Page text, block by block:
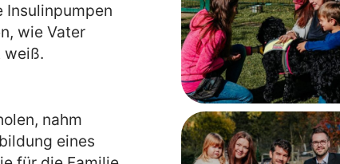
Insulinpumpen
wie Vater
weiß.
nahm
eines